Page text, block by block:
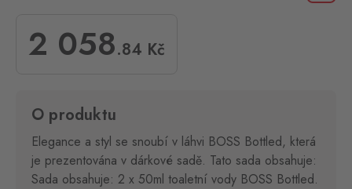
2 058.84 Kč
O produktu
Elegance a styl se snoubí v láhvi BOSS Bottled, která
je prezentována v dárkové sadě. Tato sada obsahuje:
Sada obsahuje: 2 x 50ml toaletní vody BOSS Bottled.